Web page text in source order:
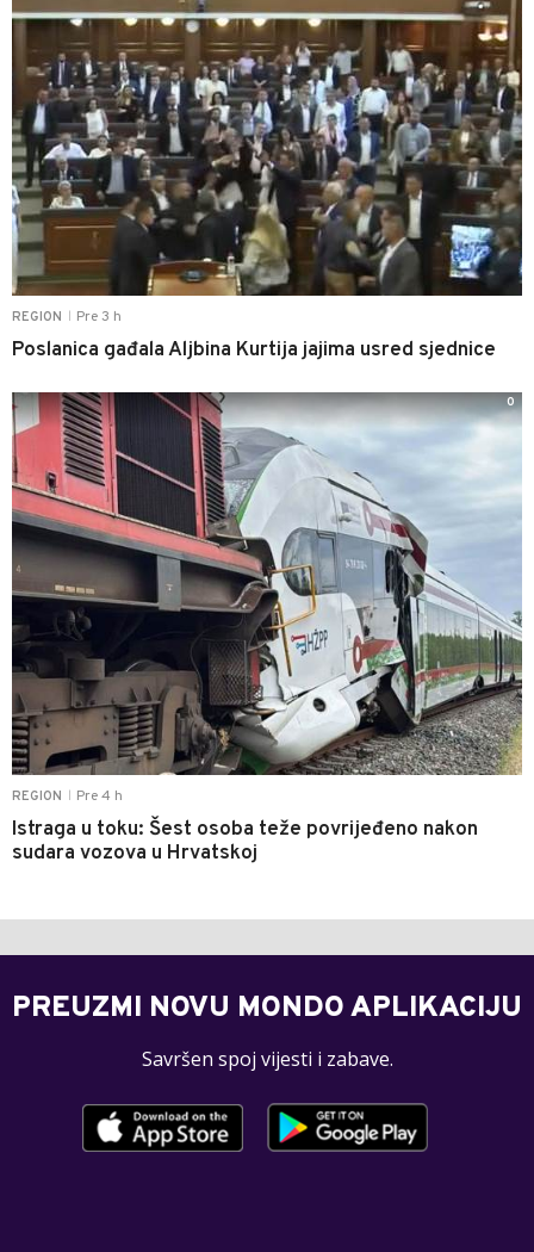
REGION Pre 3 h
Poslanica gađala Aljbina Kurtija jajima usred sjednice
REGION Pre 4 h
Istraga u toku: Šest osoba teže povrijeđeno nakon
sudara vozova u Hrvatskoj
0
PREUZMI NOVU MONDO APLIKACIJU
Savršen spoj vijesti i zabave.